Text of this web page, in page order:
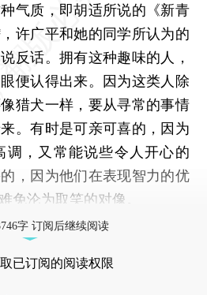
气质，即胡适所说的《新青
许广平和她的同学所认为的
反话。拥有这种趣味的人，
便认得出来。因为这类人除
猎犬一样，要从寻常的事情
。有时是可亲可喜的，因为
调，又常能说些令人开心的
，因为他们在表现智力的优
免沦为取笑的对像。
字 订阅后继续阅读
已订阅的阅读权限